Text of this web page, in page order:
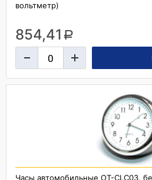
вольтметр)
854,41 a
Часы автомобильные OT-CLC03,